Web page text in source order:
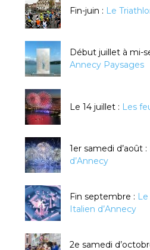
Fin-juin : Le
Début juillet à mi-
Annecy Paysages
Le 14 juillet : Les
1er samedi d’août :
d’Annecy
Fin septembre :
Italien d’Annecy
2e samedi